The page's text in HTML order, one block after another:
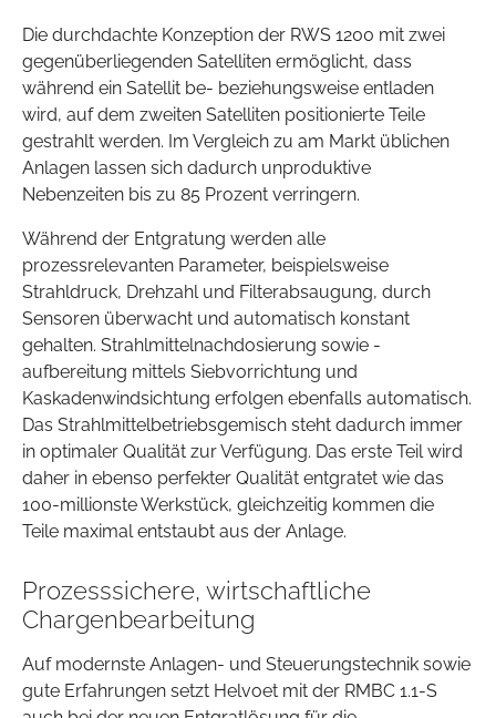
Die durchdachte Konzeption der RWS 1200 mit zwei
gegenüberliegenden Satelliten ermöglicht, dass
während ein Satellit be- beziehungsweise entladen
wird, auf dem zweiten Satelliten positionierte Teile
gestrahlt werden. Im Vergleich zu am Markt üblichen
Anlagen lassen sich dadurch unproduktive
Nebenzeiten bis zu 85 Prozent verringern.
Während der Entgratung werden alle
prozessrelevanten Parameter, beispielsweise
Strahldruck, Drehzahl und Filterabsaugung, durch
Sensoren überwacht und automatisch konstant
gehalten. Strahlmittelnachdosierung sowie -
aufbereitung mittels Siebvorrichtung und
Kaskadenwindsichtung erfolgen ebenfalls automatisch.
Das Strahlmittelbetriebsgemisch steht dadurch immer
in optimaler Qualität zur Verfügung. Das erste Teil wird
daher in ebenso perfekter Qualität entgratet wie das
100-millionste Werkstück, gleichzeitig kommen die
Teile maximal entstaubt aus der Anlage.
Prozesssichere, wirtschaftliche
Chargenbearbeitung
Auf modernste Anlagen- und Steuerungstechnik sowie
gute Erfahrungen setzt Helvoet mit der RMBC 1.1-S